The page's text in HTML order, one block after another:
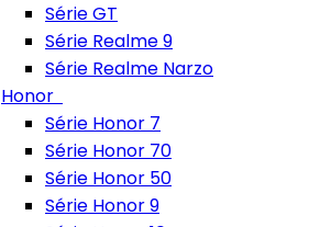
Série GT
Série Realme 9
Série Realme Narzo
Honor
Série Honor 7
Série Honor 70
Série Honor 50
Série Honor 9